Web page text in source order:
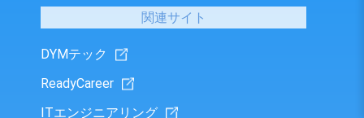
関連サイト
DYMテック
ReadyCareer
ITエンジニアリング